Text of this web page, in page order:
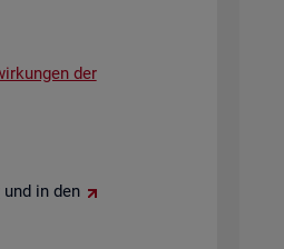
der
und in den